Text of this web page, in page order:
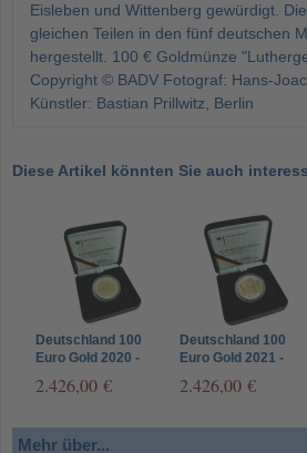
Eisleben und Wittenberg gewürdigt.
gleichen Teilen in den fünf deutschen
hergestellt. 100 € Goldmünze
Copyright © BADV Fotograf: Hans-
Künstler: Bastian Prillwitz, Berlin
Diese Artikel könnten Sie auch
Deutschland 100
Euro Gold 2020 -
Demokratie
2.426,00 €
Deutschland 100
Euro Gold 2021 -
Demokratie
2.426,00 €
Mehr über...